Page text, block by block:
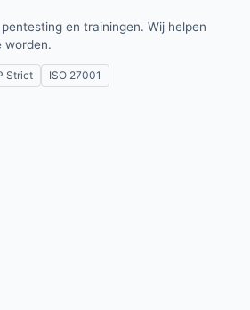
en trainingen. Wij helpen
worden.
Strict ISO 27001